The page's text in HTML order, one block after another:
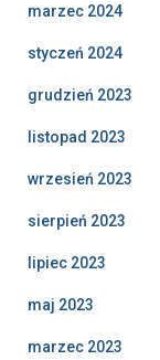
marzec 2024
styczeń 2024
grudzień 2023
listopad 2023
wrzesień 2023
sierpień 2023
lipiec 2023
maj 2023
marzec 2023